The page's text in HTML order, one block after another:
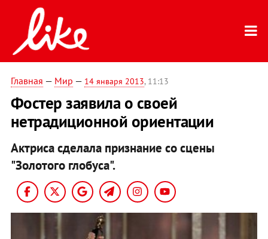
Главная — Мир — 14 января 2013, 11:13
Фостер заявила о своей
нетрадиционной ориентации
Актриса сделала признание со сцены
"Золотого глобуса".